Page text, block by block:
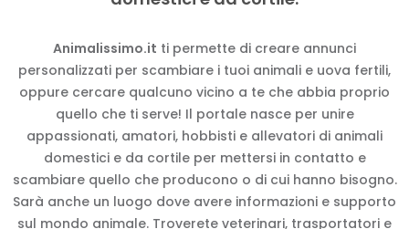
Animalissimo.it ti permette di creare annunci
personalizzati per scambiare i tuoi animali e uova fertili,
oppure cercare qualcuno vicino a te che abbia proprio
quello che ti serve! Il portale nasce per unire
appassionati, amatori, hobbisti e allevatori di animali
domestici e da cortile per mettersi in contatto e
scambiare quello che producono o di cui hanno bisogno.
Sarà anche un luogo dove avere informazioni e supporto
sul mondo animale. Troverete veterinari, trasportatori e